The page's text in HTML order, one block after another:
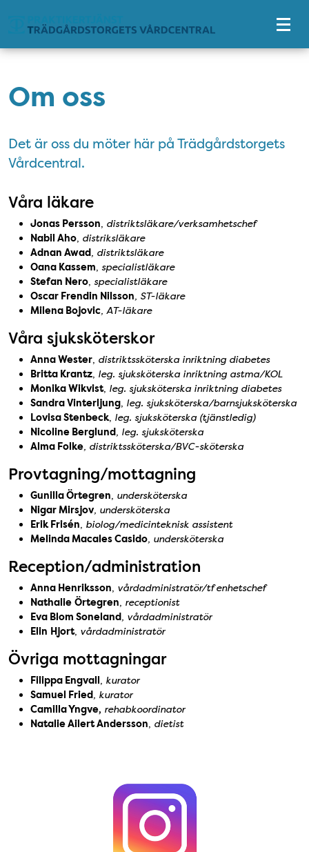
Om oss
Det är oss du möter här på Trädgårdstorgets
Vårdcentral.
Våra läkare
Jonas Persson, distriktsläkare/verksamhetschef
Nabil Aho, distriksläkare
Adnan Awad, distriktsläkare
Oana Kassem, specialistläkare
Stefan Nero, specialistläkare
Oscar Frendin Nilsson, ST-läkare
Milena Bojovic, AT-läkare
Våra sjuksköterskor
Anna Wester, distriktssköterska inriktning diabetes
Britta Krantz, leg. sjuksköterska inriktning astma/KOL
Monika Wikvist, leg. sjuksköterska inriktning diabetes
Sandra Vinterljung, leg. sjuksköterska/barnsjuksköterska
Lovisa Stenbeck, leg. sjuksköterska (tjänstledig)
Nicoline Berglund, leg. sjuksköterska
Alma Folke, distriktssköterska/BVC-sköterska
Provtagning/mottagning
Gunilla Örtegren, undersköterska
Nigar Mirsjov, undersköterska
Erik Frisén, biolog/medicinteknisk assistent
Melinda Macales Casido, undersköterska
Reception/administration
Anna Henriksson, vårdadministratör/tf enhetschef
Nathalie Örtegren, receptionist
Eva Blom Soneland, vårdadministratör
Elin Hjort, vårdadministratör
Övriga mottagningar
Filippa Engvall, kurator
Samuel Fried, kurator
Camilla Yngve, rehabkoordinator
Natalie Ailert Andersson, dietist
Följ oss på Instagram!